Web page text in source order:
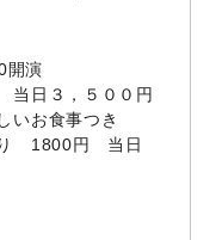
演
当日３，５００円
いお食事つき
り 1800円 当日